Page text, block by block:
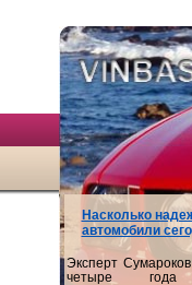
Насколько
автомобили
Эксперт
четыре года